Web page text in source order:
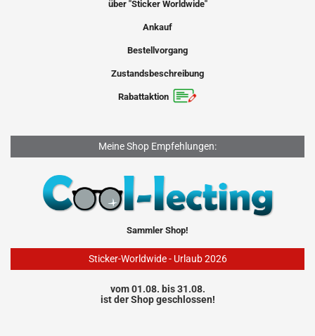
über "Sticker Worldwide"
Ankauf
Bestellvorgang
Zustandsbeschreibung
Rabattaktion
Meine Shop Empfehlungen:
Sammler Shop!
Sticker-Worldwide - Urlaub 2026
vom 01.08. bis 31.08.
ist der Shop geschlossen!